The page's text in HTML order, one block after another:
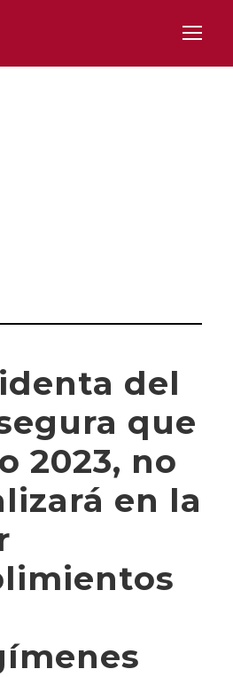
del
que
2023, no
en la